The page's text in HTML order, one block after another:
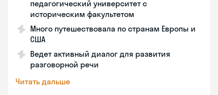
педагогический университет с
историческим факультетом
Много путешествовала по странам Европы и
США
Ведет активный диалог для развития
разговорной речи
Читать дальше